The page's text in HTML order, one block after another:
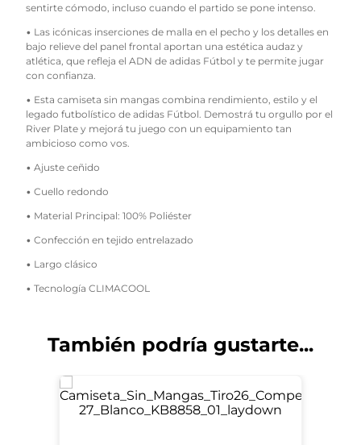
sentirte cómodo, incluso cuando el partido se pone intenso.
• Las icónicas inserciones de malla en el pecho y los detalles en
bajo relieve del panel frontal aportan una estética audaz y
atlética, que refleja el ADN de adidas Fútbol y te permite jugar
con confianza.
• Esta camiseta sin mangas combina rendimiento, estilo y el
legado futbolístico de adidas Fútbol. Demostrá tu orgullo por el
River Plate y mejorá tu juego con un equipamiento tan
ambicioso como vos.
• Ajuste ceñido
• Cuello redondo
• Material Principal: 100% Poliéster
• Confección en tejido entrelazado
• Largo clásico
• Tecnología CLIMACOOL
También podría gustarte...